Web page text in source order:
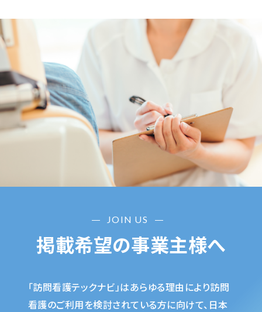
JOIN US
掲載希望の事業主様へ
「訪問看護テックナビ」はあらゆる理由により訪問
看護のご利用を検討されている方に向けて、日本